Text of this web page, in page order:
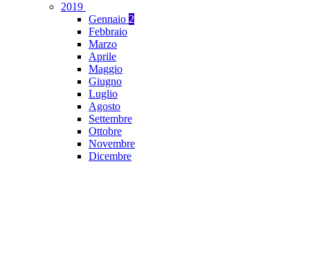
2019
Gennaio 2
Febbraio
Marzo
Aprile
Maggio
Giugno
Luglio
Agosto
Settembre
Ottobre
Novembre
Dicembre